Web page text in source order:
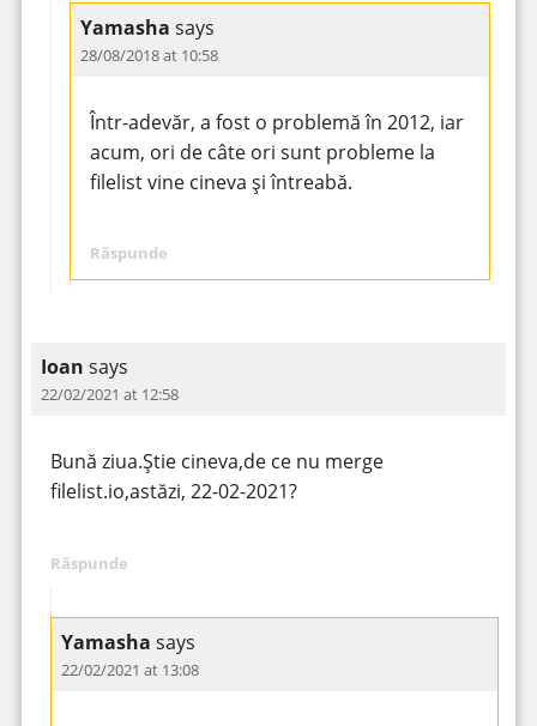
Yamasha says
28/08/2018 at 10:58
Într-adevăr, a fost o problemă în 2012, iar
acum, ori de câte ori sunt probleme la
filelist vine cineva și întreabă.
Răspunde
Ioan says
22/02/2021 at 12:58
Bună ziua.Știe cineva,de ce nu merge
filelist.io,astăzi, 22-02-2021?
Răspunde
Yamasha says
22/02/2021 at 13:08